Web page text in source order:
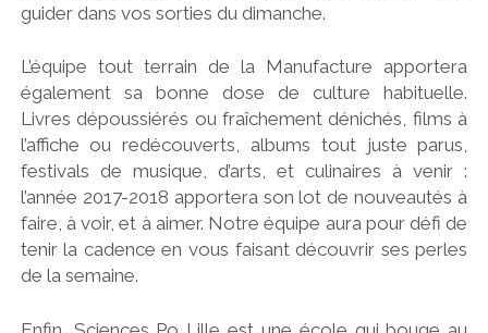
guider dans vos sorties du dimanche.
L’équipe tout terrain de la Manufacture apportera
également sa bonne dose de culture habituelle.
Livres dépoussiérés ou fraîchement dénichés, films à
l’affiche ou redécouverts, albums tout juste parus,
festivals de musique, d’arts, et culinaires à venir :
l’année 2017-2018 apportera son lot de nouveautés à
faire, à voir, et à aimer. Notre équipe aura pour défi de
tenir la cadence en vous faisant découvrir ses perles
de la semaine.